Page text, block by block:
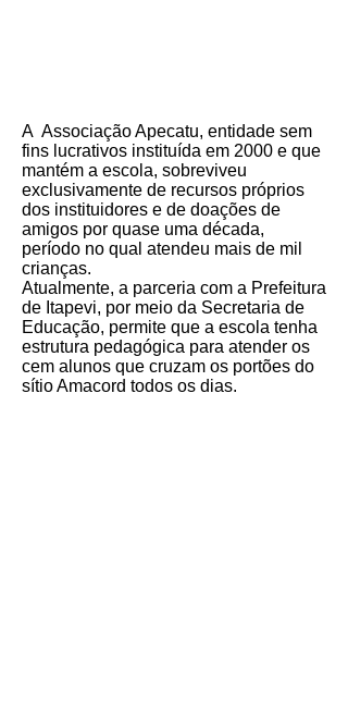
A Associação Apecatu, entidade sem
fins lucrativos instituída em 2000 e que
mantém a escola, sobreviveu
exclusivamente de recursos próprios
dos instituidores e de doações de
amigos por quase uma década,
período no qual atendeu mais de mil
crianças.
Atualmente, a parceria com a Prefeitura
de Itapevi, por meio da Secretaria de
Educação, permite que a escola tenha
estrutura pedagógica para atender os
cem alunos que cruzam os portões do
sítio Amacord todos os dias.